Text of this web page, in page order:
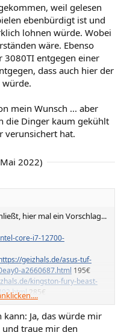
weil gelesen
ebenbürdigt ist und
lohnen würde. Wobei
wäre. Ebenso
3080TI entgegen einer
dass auch hier der
mein Wunsch ... aber
die Dinger kaum gekühlt
verunsichert hat.
2022)
hier mal ein Vorschlag...
core-i7-12700-
geizhals.de/asus-tuf-
a2660687.html 195€
kingston-fury-beast-
285€
nh-d15s-chromax-black-
geizhals.de/asus-tuf-gaming-
Ja, das würde mir
traue mir den